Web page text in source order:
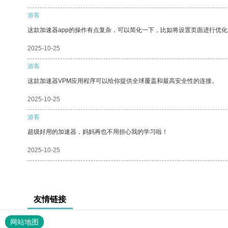
游客
这款加速器app的操作有点复杂，可以简化一下，比如将设置页面进行优
2025-10-25
游客
这款加速器VPM应用程序可以给你提供全球覆盖和最高安全性的连接。
2025-10-25
游客
超级好用的加速器，妈妈再也不用担心我的学习啦！
2025-10-25
友情链接
网站地图